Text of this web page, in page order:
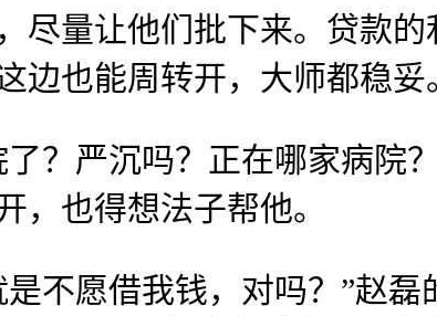
尽量让他们批下来。贷款
边也能周转开，大师都稳妥
严沉吗？正在哪家病院？
，也得想法子帮他。
愿借我钱，对吗？”赵磊